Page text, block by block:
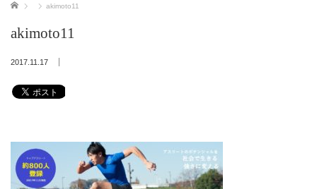
ホーム akimoto11
akimoto11
2017.11.17